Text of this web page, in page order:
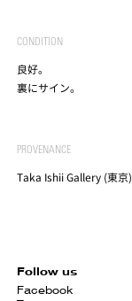
CONDITION
良好。
裏にサイン。
PROVENANCE
Taka Ishii Gallery (東京)
Follow us
Facebook